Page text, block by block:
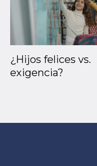
¿Hijos felices vs.
exigencia?